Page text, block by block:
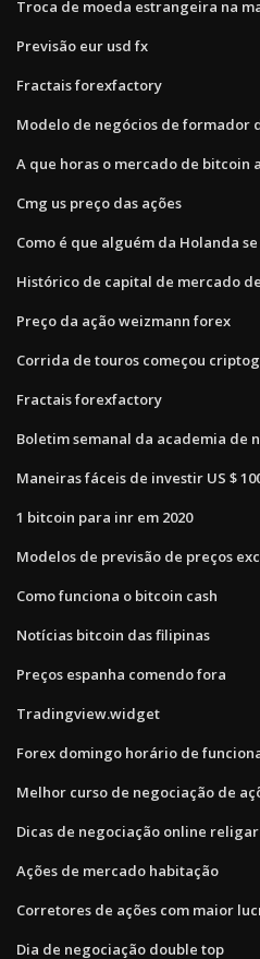
Troca de moeda estrangeira na
Previsão eur usd fx
Fractais forexfactory
Modelo de negócios de formador
A que horas o mercado de bitcoin
Cmg us preço das ações
Como é que alguém da Holanda
Histórico de capital de mercado
Preço da ação weizmann forex
Corrida de touros começou
Fractais forexfactory
Boletim semanal da academia de
Maneiras fáceis de investir US $
1 bitcoin para inr em 2020
Modelos de previsão de preços
Como funciona o bitcoin cash
Notícias bitcoin das filipinas
Preços espanha comendo fora
Tradingview.widget
Forex domingo horário de
Melhor curso de negociação de
Dicas de negociação online
Ações de mercado habitação
Corretores de ações com maior
Dia de negociação double top